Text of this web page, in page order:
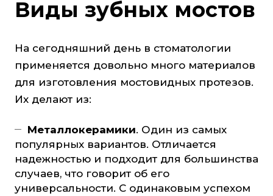
Виды зубных мостов
На сегодняшний день в стоматологии
применяется довольно много материалов
для изготовления мостовидных протезов.
Их делают из:
Металлокерамики. Один из самых
популярных вариантов. Отличается
надежностью и подходит для большинства
случаев, что говорит об его
универсальности. С одинаковым успехом